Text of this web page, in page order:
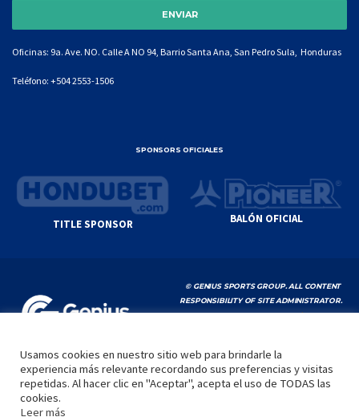
Oficinas: 9a. Ave. NO. Calle A NO 94, Barrio Santa Ana, San Pedro Sula, Honduras
Teléfono: +504 2553-1506
SPONSORS OFICIALES
TITLE SPONSOR BALÓN OFICIAL
© GENIUS SPORTS GROUP. ALL CONTENT
RESPONSIBILITY OF SITE ADMINISTRATOR.
YOUTUBE TERMS OF SERVICE|GOOGLE
INICIO LA LIGA VIDEOS MEDIA CONTACTO
Usamos cookies en nuestro sitio web para brindarle la
experiencia más relevante recordando sus preferencias y visitas
repetidas. Al hacer clic en "Aceptar", acepta el uso de TODAS las
cookies.
Leer más